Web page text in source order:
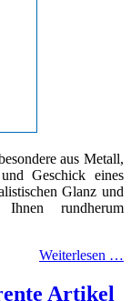
aus Metall,
Geschick eines
Glanz und
rundherum
Weiterlesen …
Artikel